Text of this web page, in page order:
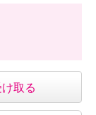
取る